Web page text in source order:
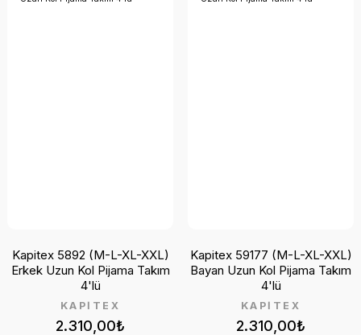
2.310,00₺
KAPİTEX
Kapitex 5892 (M-L-XL-XXL)
Erkek Uzun Kol Pijama Takım
4'lü
2.310,00₺
KAPİTEX
Kapitex 59177 (M-L-XL-XXL)
Bayan Uzun Kol Pijama Takım
4'lü